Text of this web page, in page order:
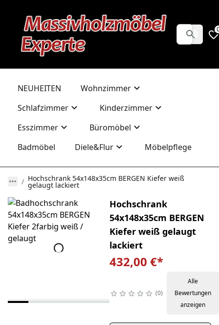
NEUHEITEN
Wohnzimmer
Schlafzimmer
Kinderzimmer
Esszimmer
Büromöbel
Badmöbel
Diele&Flur Möbelpflege
Hochschrank 54x148x35cm BERGEN Kiefer weiß
gelaugt lackiert
Hochschrank
54x148x35cm BERGEN
Kiefer weiß gelaugt
lackiert
432,00 €*
0
Alle
Bewertungen
anzeigen